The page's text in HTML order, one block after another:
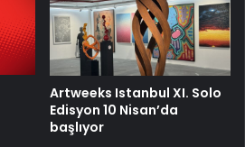
Artweeks Istanbul XI. Solo
Edisyon 10 Nisan’da
başlıyor